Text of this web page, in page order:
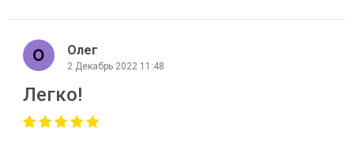
Олег
2 Декабрь 2022 11:48
Легко!